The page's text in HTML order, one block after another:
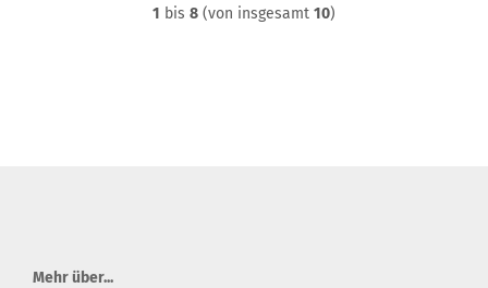
1 bis 8 (von insgesamt 10)
Mehr über...